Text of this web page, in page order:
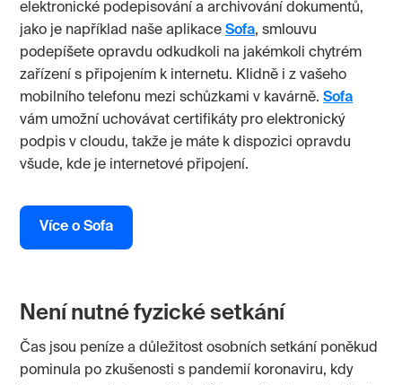
elektronické podepisování a archivování dokumentů,
jako je například naše aplikace Sofa, smlouvu
podepíšete opravdu odkudkoli na jakémkoli chytrém
zařízení s připojením k internetu. Klidně i z vašeho
mobilního telefonu mezi schůzkami v kavárně. Sofa
vám umožní uchovávat certifikáty pro elektronický
podpis v cloudu, takže je máte k dispozici opravdu
všude, kde je internetové připojení.
Více o Sofa
Není nutné fyzické setkání
Čas jsou peníze a důležitost osobních setkání poněkud
pominula po zkušenosti s pandemií koronaviru, kdy